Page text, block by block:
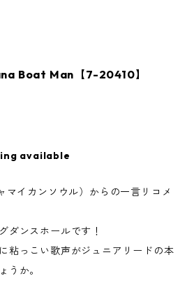
Boat Man【7-20410】
available
マイカンソウル）からの一言リコメ
ダンスホールです！
粘っこい歌声がジュニアリードの本
うか。